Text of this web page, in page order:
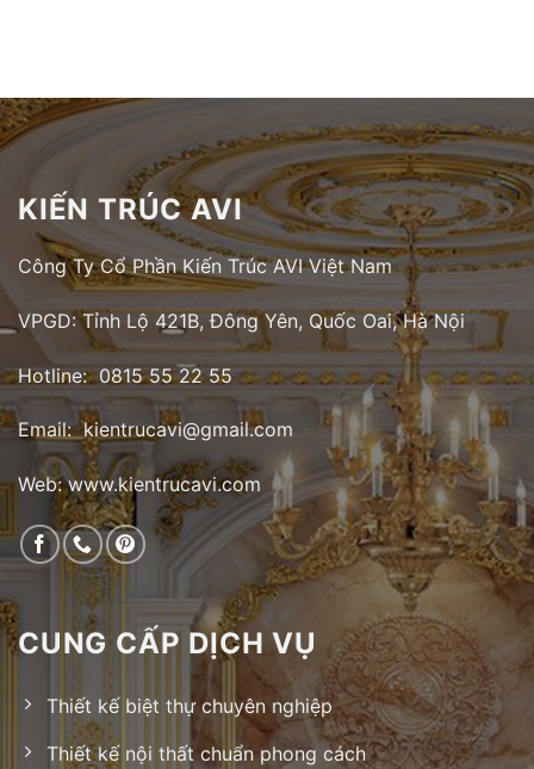
KIẾN TRÚC AVI
Công Ty Cổ Phần Kiến Trúc AVI Việt Nam
VPGD: Tỉnh Lộ 421B, Đông Yên, Quốc Oai, Hà Nội
Hotline: 0815 55 22 55
Email: kientrucavi@gmail.com
Web: www.kientrucavi.com
CUNG CẤP DỊCH VỤ
Thiết kế biệt thự chuyên nghiệp
Thiết kế nội thất chuẩn phong cách